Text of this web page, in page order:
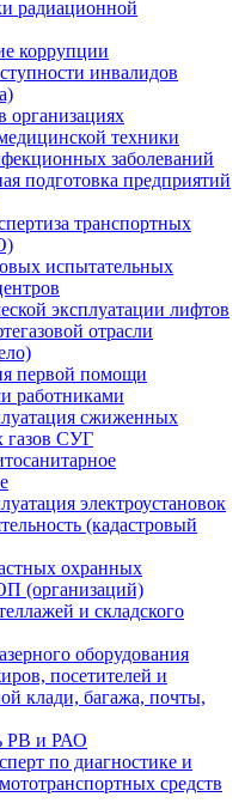
радиационной
коррупции
инвалидов
организациях
техники
заболеваний
подготовка предприятий
транспортных
испытательных
эксплуатации лифтов
отрасли
первой помощи
работниками
сжиженных
газов СУГ
электроустановок
(кадастровый
охранных
(организаций)
и складского
оборудования
посетителей и
клади, багажа, почты,
РВ и РАО
по диагностике и
средств